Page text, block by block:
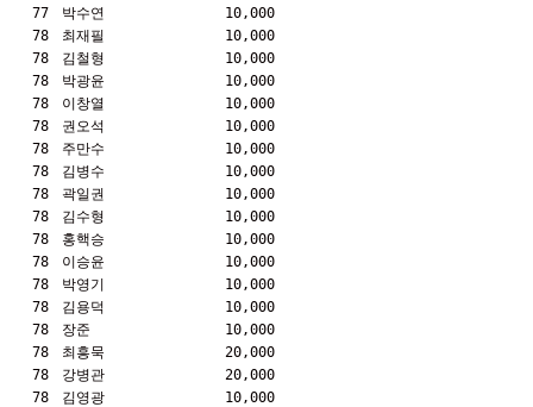
77
박수연
10,000
78
최재필
10,000
78
김철형
10,000
78
박광윤
10,000
78
이창열
10,000
78
권오석
10,000
78
주만수
10,000
78
김병수
10,000
78
곽일권
10,000
78
김수형
10,000
78
홍핵승
10,000
78
이승윤
10,000
78
박영기
10,000
78
김용덕
10,000
78
장준
10,000
78
최흥묵
20,000
78
강병관
20,000
78
김영광
10,000